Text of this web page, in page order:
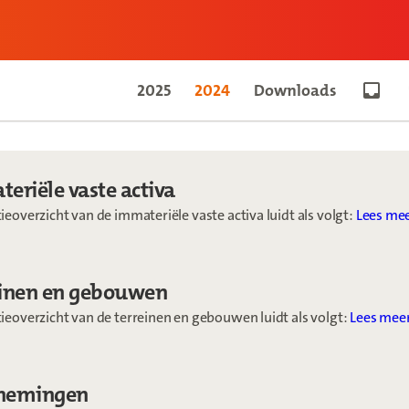
2025 2024 Downloads Go to
vaste activa
van de immateriële vaste activa luidt als volgt: Lees
en gebouwen
van de terreinen en gebouwen luidt als volgt:Lees